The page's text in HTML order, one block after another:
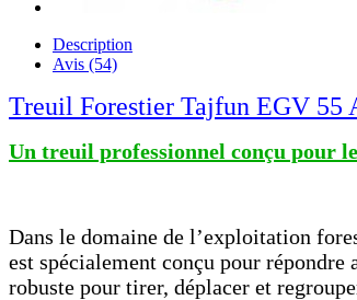
Description
Avis (54)
Treuil Forestier Tajfun EGV 55
Un treuil professionnel conçu pour
Dans le domaine de l’exploitation
est spécialement conçu pour
robuste pour tirer, déplacer et